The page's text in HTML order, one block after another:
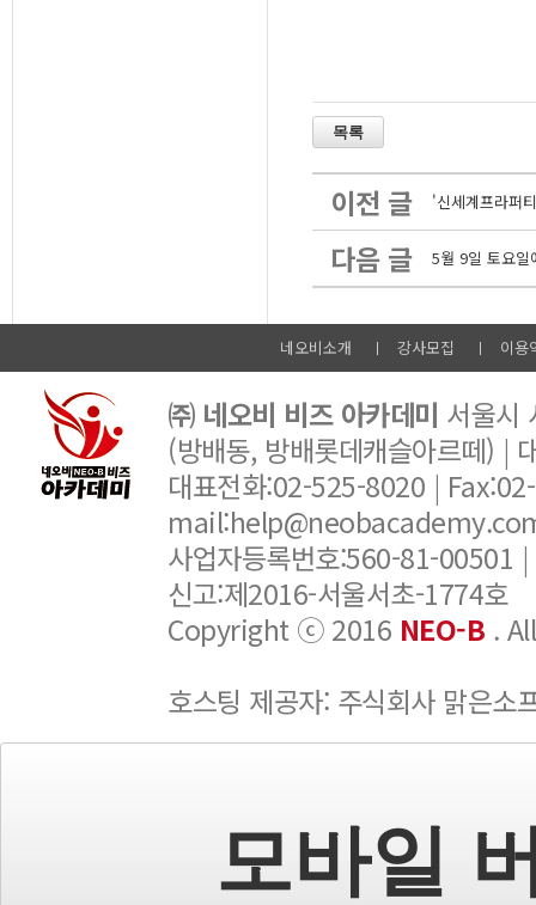
이전 글 '신세계프라퍼
다음 글 5월 9일 토요일
네오비소개 강사모집 이용
㈜ 네오비 비즈 아카데미 서울시
(방배동, 방배롯데캐슬아르떼) |
대표전화:02-525-8020 |
사업자등록번호:560-81-00501
신고:제2016-서울서초-1774호
Copyright ⓒ 2016 NEO-B .
호스팅 제공자: 주식회사 맑은소
모바일